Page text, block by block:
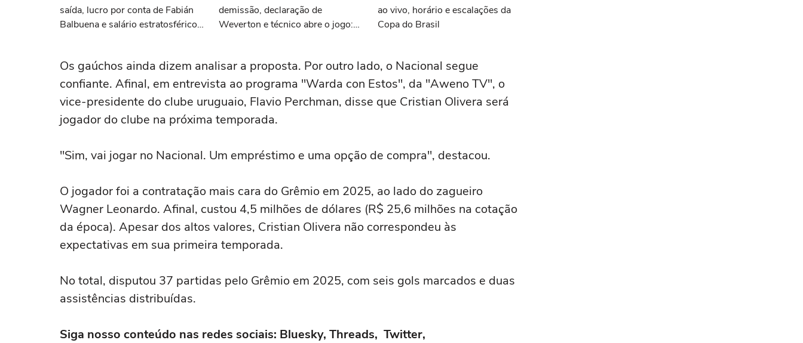
saída, lucro por conta de Fabián
Balbuena e salário estratosférico
demissão, declaração de
Weverton e técnico abre o jogo:
ao vivo, horário e escalações da
Copa do Brasil
Os gaúchos ainda dizem analisar a proposta. Por outro lado, o Nacional segue
confiante. Afinal, em entrevista ao programa "Warda con Estos", da "Aweno TV", o
vice-presidente do clube uruguaio, Flavio Perchman, disse que Cristian Olivera será
jogador do clube na próxima temporada.
"Sim, vai jogar no Nacional. Um empréstimo e uma opção de compra", destacou.
O jogador foi a contratação mais cara do Grêmio em 2025, ao lado do zagueiro
Wagner Leonardo. Afinal, custou 4,5 milhões de dólares (R$ 25,6 milhões na cotação
da época). Apesar dos altos valores, Cristian Olivera não correspondeu às
expectativas em sua primeira temporada.
No total, disputou 37 partidas pelo Grêmio em 2025, com seis gols marcados e duas
assistências distribuídas.
Siga nosso conteúdo nas redes sociais: Bluesky, Threads, Twitter,